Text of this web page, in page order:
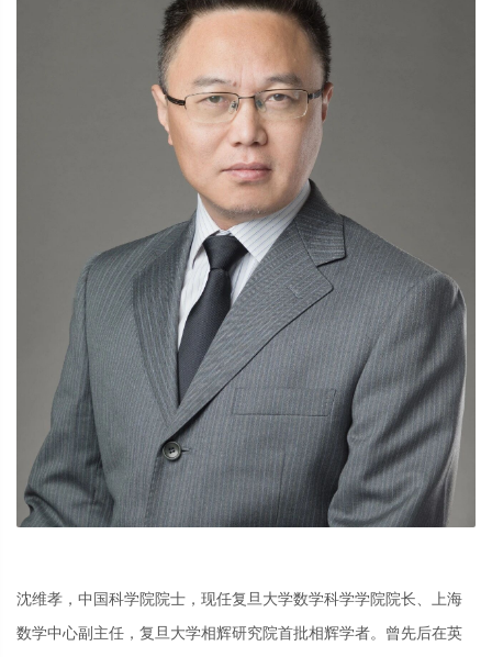
沈维孝，中国科学院院士，现任复旦大学数学科学学院院长、上海
数学中心副主任，复旦大学相辉研究院首批相辉学者。曾先后在英